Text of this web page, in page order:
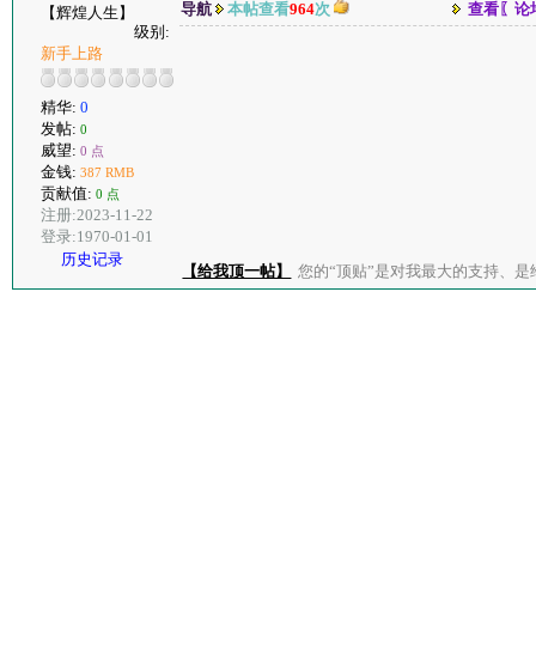
【辉煌人生】
级别:
新手上路
精华: 0
发帖: 0
威望: 0 点
金钱: 387 RMB
贡献值: 0 点
注册:2023-11-22
登录:1970-01-01
历史记录
导航 本帖查看964次 查看〖论
【给我顶一帖】 您的“顶贴”是对我最大的支持、